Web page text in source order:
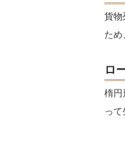
貨物
ため
ロ
楕円
っ